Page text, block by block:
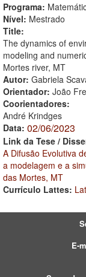
Programa:
Nível: Mestrado
Title:
The dynamics of
modeling and
Mortes river, MT
Autor: Gabriela
Orientador: João
Coorientadores:
André Krindges
Data: 02/06/2023
Link da Tese /
A Difusão Evolutiva
a modelagem e a
das Mortes, MT
Currículo Lattes:
E-